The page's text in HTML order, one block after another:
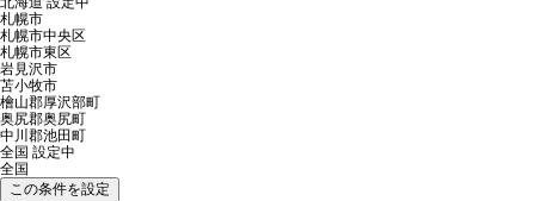
札幌市
札幌市中央区
札幌市東区
岩見沢市
苫小牧市
檜山郡厚沢部町
奥尻郡奥尻町
中川郡池田町
全国 設定中
全国
この条件を設定